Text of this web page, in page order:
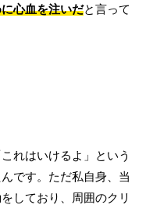
心血を注いだと言って
れはいけるよ」という
です。ただ私自身、当
しており、周囲のクリ